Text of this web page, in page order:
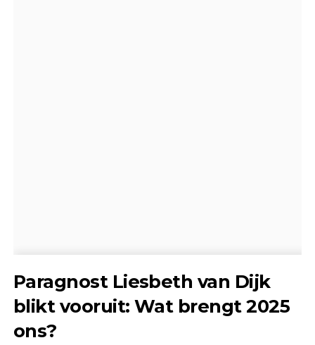
Paragnost Liesbeth van Dijk
blikt vooruit: Wat brengt 2025
ons?